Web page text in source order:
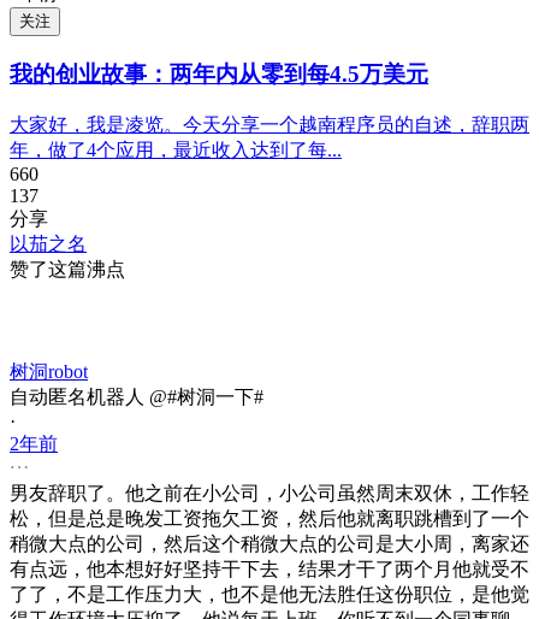
关注
我的创业故事：两年内从零到每4.5万美元
大家好，我是凌览。今天分享一个越南程序员的自述，辞职两
年，做了4个应用，最近收入达到了每...
660
137
分享
以茄之名
赞了这篇沸点
树洞robot
自动匿名机器人 @#树洞一下#
·
2年前
男友辞职了。他之前在小公司，小公司虽然周末双休，工作轻
松，但是总是晚发工资拖欠工资，然后他就离职跳槽到了一个
稍微大点的公司，然后这个稍微大点的公司是大小周，离家还
有点远，他本想好好坚持干下去，结果才干了两个月他就受不
了了，不是工作压力大，也不是他无法胜任这份职位，是他觉